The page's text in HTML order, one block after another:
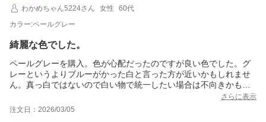
ご愛用いただけると幸いです。
今後とも、くらしのeショップを宜しくお願い致します。
わかめちゃん5224さん
女性
60代
カラー:ペールグレー
綺麗な色でした。
ペールグレーを購入。色が心配だったのですが良い色でした。グ
レーというよりブルーがかった白と言った方が近いかもしれませ
ん。真っ白ではないので白い物で統一したい場合は不向きかもし
れません。大きさは思ったより小ぶりでコーヒーを入れるのには
使い易そうです。まだ実際に使っていないので使い勝手は追々投
稿します。
さらに表示
注文日：2026/03/05